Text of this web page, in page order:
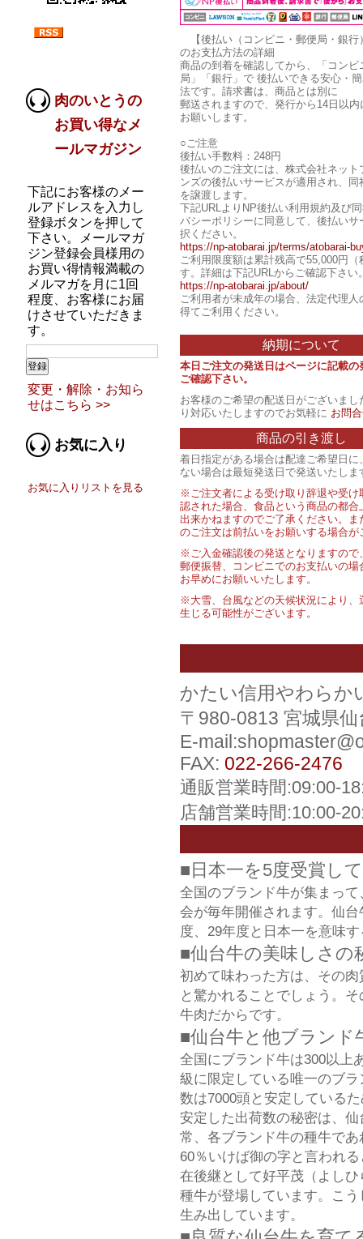
肉のいとうの
お買い得なメ
ールマガジン
下記にお客様のメー
ルアドレスを入力し
登録ボタンを押して
下さい。メールマガ
ジン登録会員様用の
お買い得情報満載の
メルマガを月に1回
程度、お客様にお届
けさせていただきま
す。
変更・解除・お知ら
せはこちら >>
お気に入り
お気に入りリストを見る
【後払い（コンビニ・郵便局・銀
のお支払方法の詳細
商品の到着を確認してから、「コンビ
局」「銀行」で 後払いできる安心・
法です。請求書は、商品とは別に
郵送されますので、発行から14日以
お願いします。
○ご注意
後払い手数料：248円
後払いのご注文には、株式会社ネット
ンズの後払いサービスが適用され、同
を譲渡します。
下記URLよりNP後払い利用規約及び
バシーポリシーに同意して、後払いサ
択ください。
https://np-atobarai.jp/terms/atobarai-
ご利用限度額は累計残高で55,000円（
す。詳細は下記URLからご確認下さい
https://np-atobarai.jp/about/
ご利用者が未成年の場合、法定代理人
得てご利用ください。
納期について
本日ご注文の発送日はページに記載の
ご確認下さい。
お客様のご希望の配送日がございまし
り対応いたしますのでお気軽に お問
商品の引き渡し
着日指定がある場合は配達ご希望日に
ない場合は最短発送日で発送いたしま
※ご注文者による受け取り辞退や受け
認された場合、食品という商品の都合
出来かねますのでご了承ください。ま
のご注文は前払いをお願いする場合が
※ご入金確認後の発送となりますので
郵便振替、コンビニでのお支払いの場
お早めにお願いいたします。
※大雪、台風などの天候状況により、
生じる可能性がございます。
かたい信用やわら
〒980-0813 宮城県
E-
FAX: 022-266-2476
通販営業時間:09:00-
店舗営業時間:10:00-
■日本一を5度受賞し
全国のブランド牛が集まっ
会が毎年開催されます。仙
度、29年度と日本一を意味
■仙台牛の美味しさの
初めて味わった方は、その
と驚かれることでしょう。
牛肉だからです。
■仙台牛と他ブランド
全国にブランド牛は300以上
級に限定している唯一のブ
数は7000頭と安定している
安定した出荷数の秘密は、
常、各ブランド牛の種牛で
60％いけば御の字と言われ
在後継として好平茂（よし
種牛が登場しています。こ
生み出しています。